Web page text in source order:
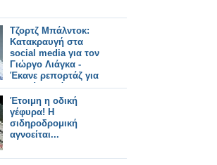
Τζορτζ Μπάλντοκ:
Κατακραυγή στα
social media για τον
Γιώργο Λιάγκα -
Έκανε ρεπορτάζ για
το ακίνητο όπου
πέθανε ο 31χρονος
ποδοσφαιριστής
Έτοιμη η οδική
γέφυρα! Η
σιδηροδρομική
αγνοείται...